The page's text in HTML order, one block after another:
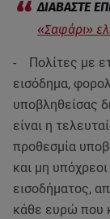
«Σαφάρι»
- Πολίτες με
εισόδημα,
υποβληθείσας
είναι η
προθεσμία
και μη
εισοδήματος,
κάθε ευρώ που